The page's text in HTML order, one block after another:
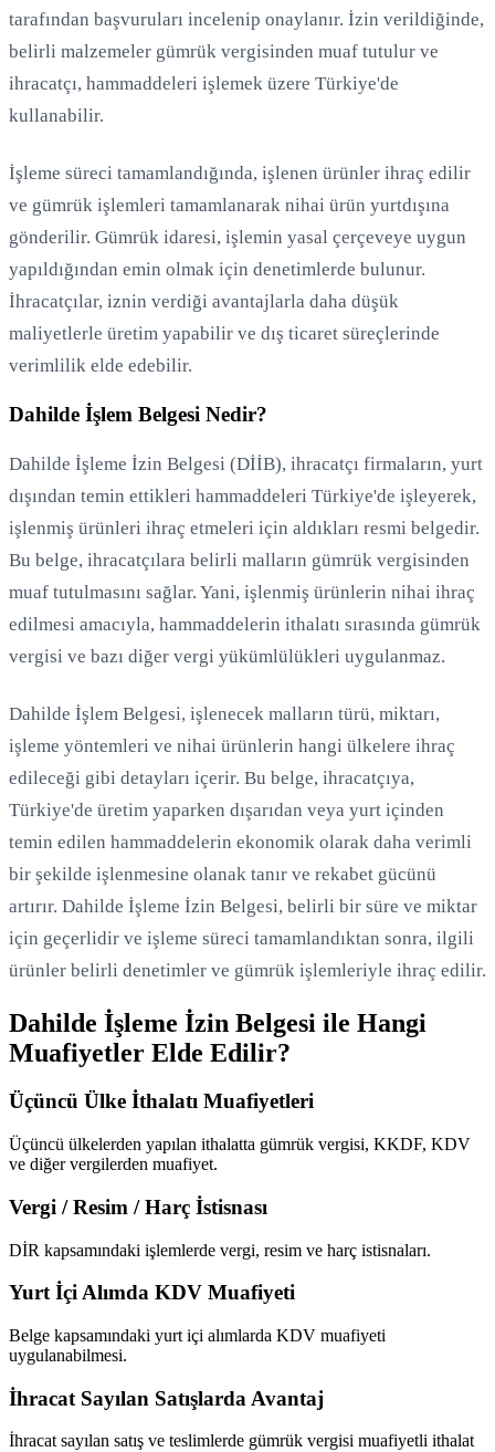
tarafından başvuruları incelenip onaylanır. İzin verildiğinde,
belirli malzemeler gümrük vergisinden muaf tutulur ve
ihracatçı, hammaddeleri işlemek üzere Türkiye'de
kullanabilir.
İşleme süreci tamamlandığında, işlenen ürünler ihraç edilir
ve gümrük işlemleri tamamlanarak nihai ürün yurtdışına
gönderilir. Gümrük idaresi, işlemin yasal çerçeveye uygun
yapıldığından emin olmak için denetimlerde bulunur.
İhracatçılar, iznin verdiği avantajlarla daha düşük
maliyetlerle üretim yapabilir ve dış ticaret süreçlerinde
verimlilik elde edebilir.
Dahilde İşlem Belgesi Nedir?
Dahilde İşleme İzin Belgesi (DİİB), ihracatçı firmaların, yurt
dışından temin ettikleri hammaddeleri Türkiye'de işleyerek,
işlenmiş ürünleri ihraç etmeleri için aldıkları resmi belgedir.
Bu belge, ihracatçılara belirli malların gümrük vergisinden
muaf tutulmasını sağlar. Yani, işlenmiş ürünlerin nihai ihraç
edilmesi amacıyla, hammaddelerin ithalatı sırasında gümrük
vergisi ve bazı diğer vergi yükümlülükleri uygulanmaz.
Dahilde İşlem Belgesi, işlenecek malların türü, miktarı,
işleme yöntemleri ve nihai ürünlerin hangi ülkelere ihraç
edileceği gibi detayları içerir. Bu belge, ihracatçıya,
Türkiye'de üretim yaparken dışarıdan veya yurt içinden
temin edilen hammaddelerin ekonomik olarak daha verimli
bir şekilde işlenmesine olanak tanır ve rekabet gücünü
artırır. Dahilde İşleme İzin Belgesi, belirli bir süre ve miktar
için geçerlidir ve işleme süreci tamamlandıktan sonra, ilgili
ürünler belirli denetimler ve gümrük işlemleriyle ihraç edilir.
Dahilde İşleme İzin Belgesi ile Hangi
Muafiyetler Elde Edilir?
Üçüncü Ülke İthalatı Muafiyetleri
Üçüncü ülkelerden yapılan ithalatta gümrük vergisi, KKDF, KDV
ve diğer vergilerden muafiyet.
Vergi / Resim / Harç İstisnası
DİR kapsamındaki işlemlerde vergi, resim ve harç istisnaları.
Yurt İçi Alımda KDV Muafiyeti
Belge kapsamındaki yurt içi alımlarda KDV muafiyeti
uygulanabilmesi.
İhracat Sayılan Satışlarda Avantaj
İhracat sayılan satış ve teslimlerde gümrük vergisi muafiyetli ithalat